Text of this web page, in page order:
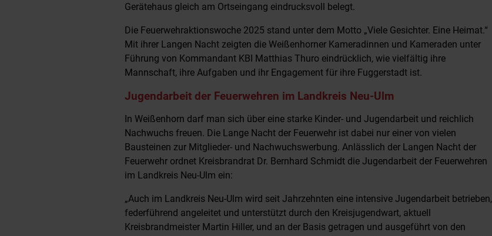
Gerätehaus gleich am Ortseingang eindrucksvoll belegt.
Die Feuerwehraktionswoche 2025 stand unter dem Motto „Viele Gesichter. Eine Heimat.“
Mit ihrer Langen Nacht zeigten die Weißenhorner Kameradinnen und Kameraden unter
Führung von Kommandant KBI Matthias Thuro eindrücklich, wie vielfältig ihre
Mannschaft, ihre Aufgaben und ihr Engagement für ihre Fuggerstadt ist.
Jugendarbeit der Feuerwehren im Landkreis Neu-Ulm
In Weißenhorn darf man sich über eine starke Kinder- und Jugendarbeit und reichlich
Nachwuchs freuen. Die Lange Nacht der Feuerwehr ist dabei nur einer von vielen
Bausteinen zur Mitglieder- und Nachwuchswerbung. Anlässlich der Langen Nacht der
Feuerwehr ordnet Kreisbrandrat Dr. Bernhard Schmidt die Jugendarbeit der Feuerwehren
im Landkreis Neu-Ulm ein:
„Auch im Landkreis Neu-Ulm wird seit Jahrzehnten eine intensive Jugendarbeit betrieben,
federführend angeleitet und unterstützt durch den Kreisjugendwart, aktuell
Kreisbrandmeister Martin Hiller, und an der Basis getragen und ausgeführt von den